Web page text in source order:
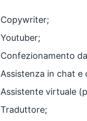
Copywriter;
Youtuber;
Confezionamento
Assistenza in chat
Assistente virtuale
Traduttore;